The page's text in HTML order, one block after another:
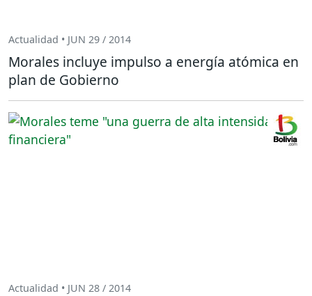
Actualidad • JUN 29 / 2014
Morales incluye impulso a energía atómica en
plan de Gobierno
Actualidad • JUN 28 / 2014